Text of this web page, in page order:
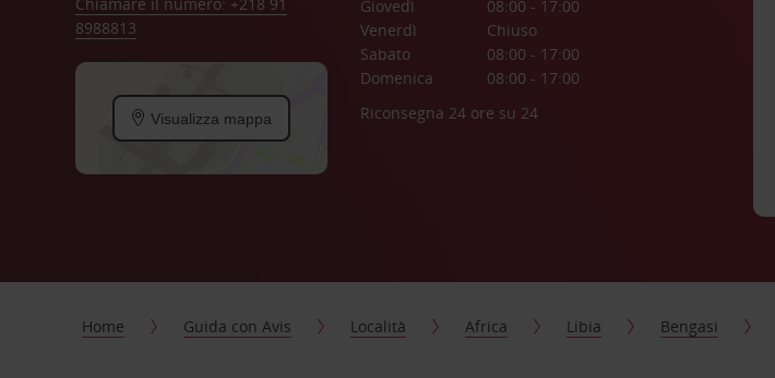
8988813
Visualizza mappa
Giovedì
08:00 - 17:00
Venerdì
Chiuso
Sabato
08:00 - 17:00
Domenica
08:00 - 17:00
Riconsegna 24 ore su 24
Home Guida con Avis Località Africa Libia Bengasi